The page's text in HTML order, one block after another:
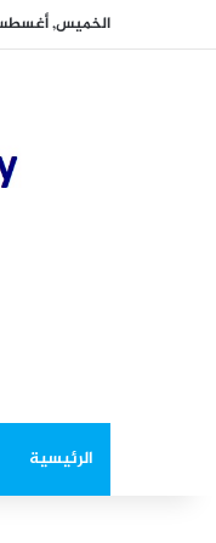
الخميس, أغسطس 6
الرئيسية